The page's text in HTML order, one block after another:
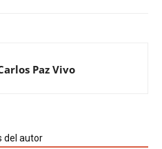
Paz Vivo
del autor